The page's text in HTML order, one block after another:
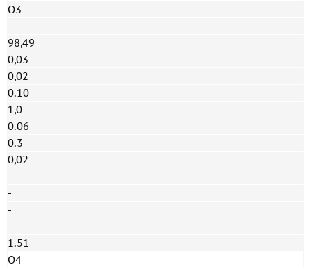
O3
98,49
0,03
0,02
0.10
1,0
0.06
0.3
0,02
-
-
-
-
1.51
O4